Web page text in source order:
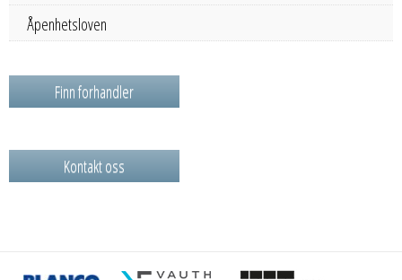
Åpenhetsloven
Finn forhandler
Kontakt oss